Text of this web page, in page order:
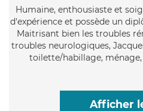
Humaine, enthousiaste et
d'expérience et possède un
Maitrisant bien les troubles
troubles neurologiques,
toilette/habillage,
Afficher